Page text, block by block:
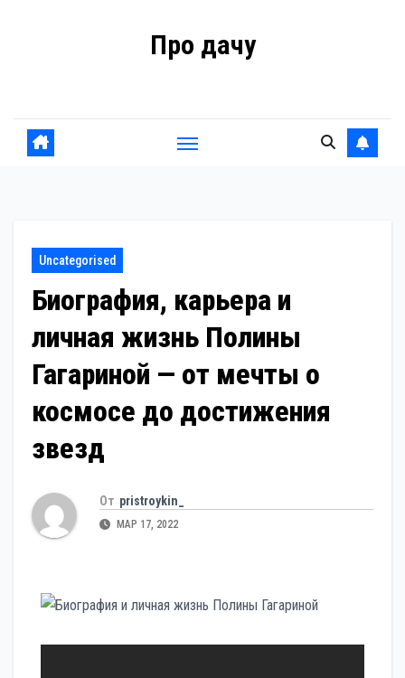
Про дачу
Uncategorised
Биография, карьера и
личная жизнь Полины
Гагариной — от мечты о
космосе до достижения
звезд
От pristroykin_
МАР 17, 2022